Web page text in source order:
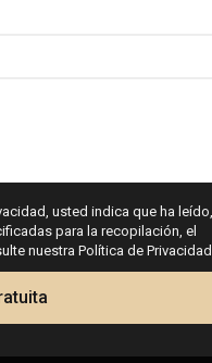
usted indica que ha leído,
para la recopilación, el
nuestra Política de Privacidad.